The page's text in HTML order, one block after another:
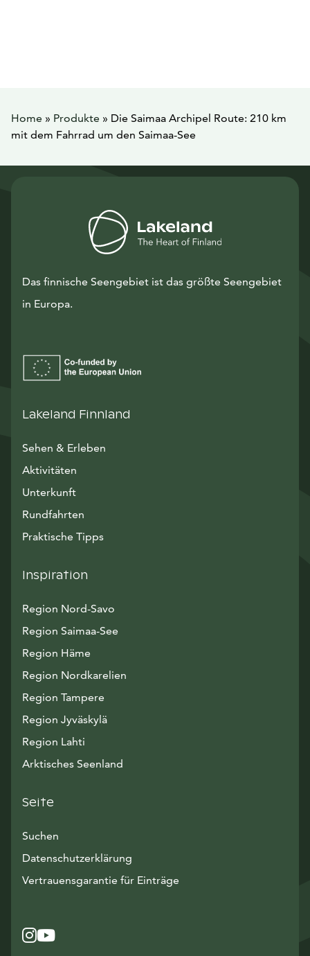
Home » Produkte » Die Saimaa Archipel Route: 210 km
mit dem Fahrrad um den Saimaa-See
Das finnische Seengebiet ist das größte Seengebiet
in Europa.
Lakeland Finnland
Sehen & Erleben
Aktivitäten
Unterkunft
Rundfahrten
Praktische Tipps
Inspiration
Region Nord-Savo
Region Saimaa-See
Region Häme
Region Nordkarelien
Region Tampere
Region Jyväskylä
Region Lahti
Arktisches Seenland
Seite
Suchen
Datenschutzerklärung
Vertrauensgarantie für Einträge
Instagram
Avautuu uuteen ikkunaan
YouTube
Avautuu uuteen ikkunaan